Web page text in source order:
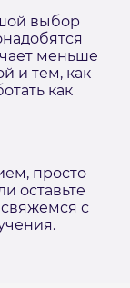
выбор
меньше
и тем, как
как
просто
оставьте
с